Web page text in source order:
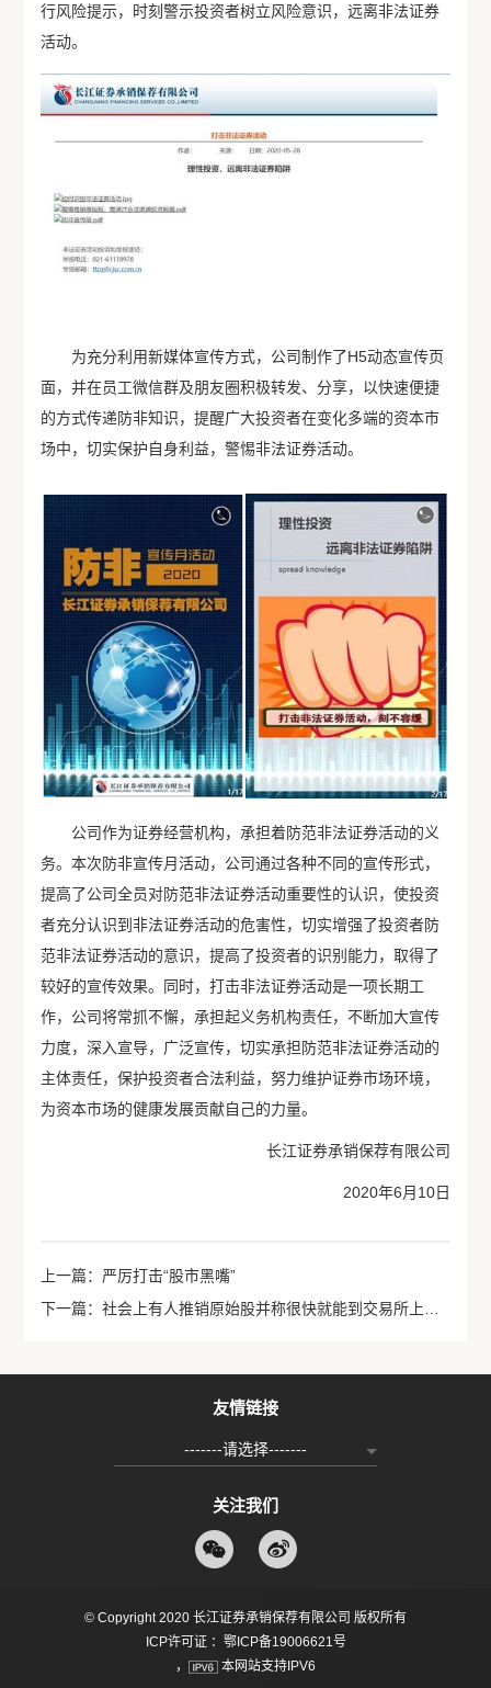
行风险提示，时刻警示投资者树立风险意识，远离非法证券
活动。
为充分利用新媒体宣传方式，公司制作了H5动态宣传页
面，并在员工微信群及朋友圈积极转发、分享，以快速便捷
的方式传递防非知识，提醒广大投资者在变化多端的资本市
场中，切实保护自身利益，警惕非法证券活动。
公司作为证券经营机构，承担着防范非法证券活动的义
务。本次防非宣传月活动，公司通过各种不同的宣传形式，
提高了公司全员对防范非法证券活动重要性的认识，使投资
者充分认识到非法证券活动的危害性，切实增强了投资者防
范非法证券活动的意识，提高了投资者的识别能力，取得了
较好的宣传效果。同时，打击非法证券活动是一项长期工
作，公司将常抓不懈，承担起义务机构责任，不断加大宣传
力度，深入宣导，广泛宣传，切实承担防范非法证券活动的
主体责任，保护投资者合法利益，努力维护证券市场环境，
为资本市场的健康发展贡献自己的力量。
长江证券承销保荐有限公司
2020年6月10日
上一篇：严厉打击“股市黑嘴”
下一篇：社会上有人推销原始股并称很快就能到交易所上市，请问能买吗？个人可以通过哪些合法渠道投资股票？
友情链接
-------请选择-------
关注我们
© Copyright 2020 长江证券承销保荐有限公司 版权所有
ICP许可证 ：鄂ICP备19006621号
，
本网站支持IPV6